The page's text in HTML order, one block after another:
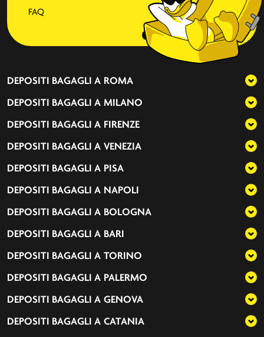
FAQ
DEPOSITI BAGAGLI A ROMA
DEPOSITI BAGAGLI A MILANO
DEPOSITI BAGAGLI A FIRENZE
DEPOSITI BAGAGLI A VENEZIA
DEPOSITI BAGAGLI A PISA
DEPOSITI BAGAGLI A NAPOLI
DEPOSITI BAGAGLI A BOLOGNA
DEPOSITI BAGAGLI A BARI
DEPOSITI BAGAGLI A TORINO
DEPOSITI BAGAGLI A PALERMO
DEPOSITI BAGAGLI A GENOVA
DEPOSITI BAGAGLI A CATANIA